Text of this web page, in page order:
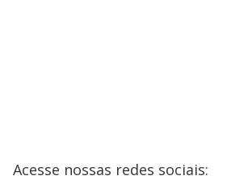
Acesse nossas redes sociais: